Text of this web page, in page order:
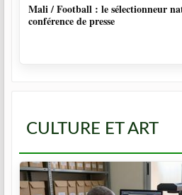
Mali / Football : le sélectionneur
conférence de presse
CULTURE ET ART